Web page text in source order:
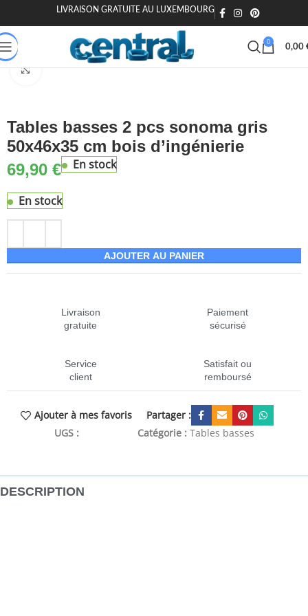
LIVRAISON GRATUITE AU LUXEMBOURG
0
0,00
Accueil Maison & Jardin Meuble Tables Tables basses
Tables basses 2 pcs sonoma gris
50x46x35 cm bois d’ingénierie
69,90 € En stock
En stock
AJOUTER AU PANIER
Livraison
gratuite
Paiement
sécurisé
Service
client
Satisfait ou
remboursé
Ajouter à mes favoris
Partager :
UGS :
Catégorie : Tables basses
DESCRIPTION
🎁 20€ offerts dès 200€ - Code : MOIEN20🏷️ 15€ dès 120€ -